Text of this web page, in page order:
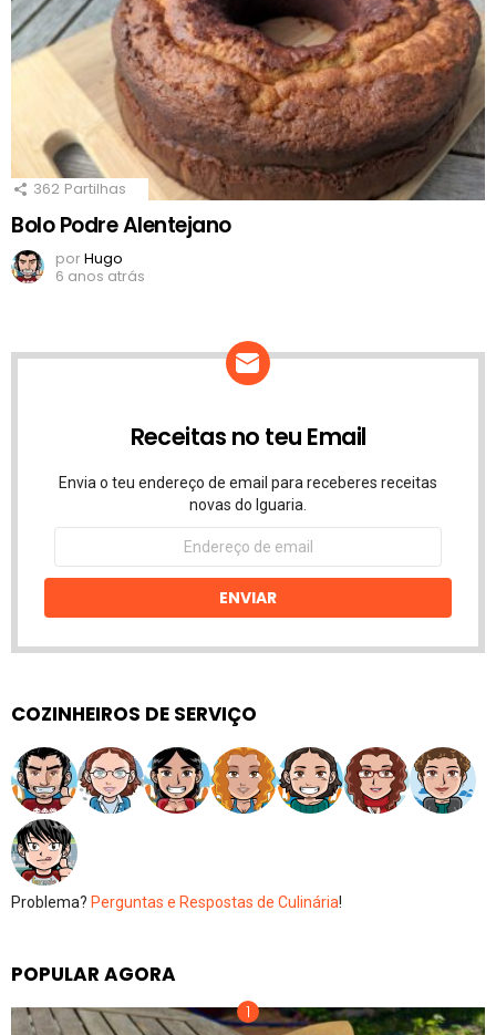
362 Partilhas
Bolo Podre Alentejano
porHugo
6 anos atrás
Receitas no teu Email
Envia o teu endereço de email para receberes receitas
novas do Iguaria.
Endereço
email
ENVIAR
COZINHEIROS DE SERVIÇO
Problema? Perguntas e Respostas de Culinária!
POPULAR AGORA